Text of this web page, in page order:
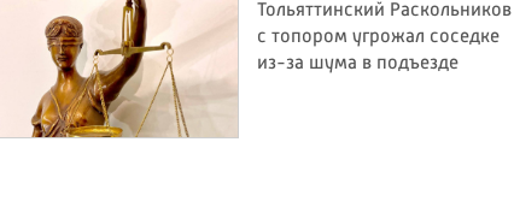
Тольяттинский Раскольников
с топором угрожал соседке
из-за шума в подъезде